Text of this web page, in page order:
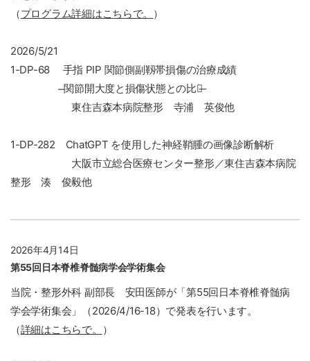
（プログラム詳細はこちらで。 ）
2026/5/21
1-DP-68 手指 PIP 関節側副靱帯損傷の治療成績
̶関節開大度と損傷状態との比較̶
東住吉森本病院整形 寺浦 英俊他
1-DP-282 ChatGPT を使用した神経鞘腫の画像診断解析
大阪市立総合医療センター整形／東住吉森本病院
整形 湊 俊毅他
2026年4月14日
第55回日本脊椎脊髄病学会学術集会
当院・整形外科 副部長 安田医師が「第55回日本脊椎脊髄病
学会学術集会」（2026/4/16-18）で発表を行います。
（詳細はこちらで。 ）